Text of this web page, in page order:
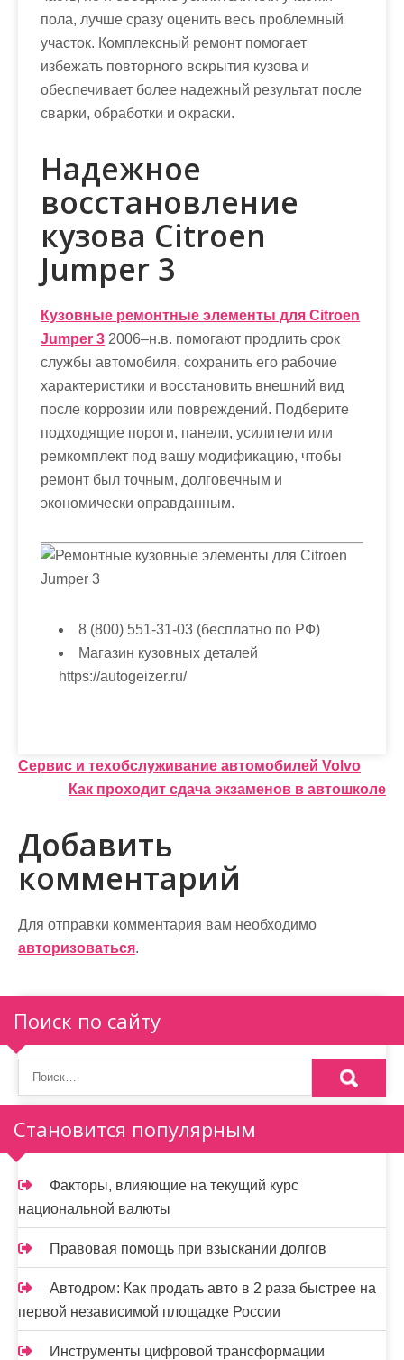
пола, лучше сразу оценить весь проблемный
участок. Комплексный ремонт помогает
избежать повторного вскрытия кузова и
обеспечивает более надежный результат после
сварки, обработки и окраски.
Надежное
восстановление
кузова Citroen
Jumper 3
Кузовные ремонтные элементы для Citroen
Jumper 3 2006–н.в. помогают продлить срок
службы автомобиля, сохранить его рабочие
характеристики и восстановить внешний вид
после коррозии или повреждений. Подберите
подходящие пороги, панели, усилители или
ремкомплект под вашу модификацию, чтобы
ремонт был точным, долговечным и
экономически оправданным.
8 (800) 551-31-03 (бесплатно по РФ)
Магазин кузовных деталей
https://autogeizer.ru/
Н
в
и
г
а
и
я
п
о
з
а
п
и
с
я
м
Сервис и техобслуживание автомобилей Volvo
Как проходит сдача экзаменов в автошколе
Добавить
комментарий
Для отправки комментария вам необходимо
авторизоваться.
Поиск по сайту
Становится популярным
Факторы, влияющие на текущий курс
национальной валюты
Правовая помощь при взыскании долгов
Автодром: Как продать авто в 2 раза быстрее на
первой независимой площадке России
Инструменты цифровой трансформации